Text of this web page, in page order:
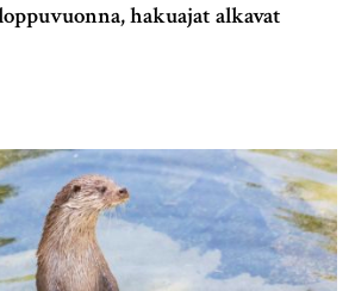
hakuajat alkavat